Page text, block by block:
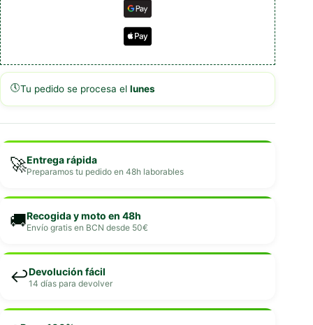
🕔Tu pedido se procesa el lunes
🚀Entrega rápida
Preparamos tu pedido en 48h laborables
🚚Recogida y moto en 48h
Envío gratis en BCN desde 50€
↩️Devolución fácil
14 días para devolver